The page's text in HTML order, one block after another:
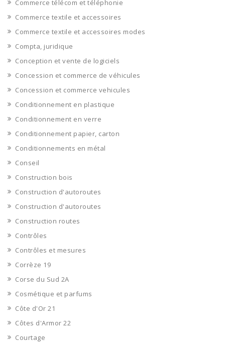
Commerce télécom et téléphonie
Commerce textile et accessoires
Commerce textile et accessoires modes
Compta, juridique
Conception et vente de logiciels
Concession et commerce de véhicules
Concession et commerce vehicules
Conditionnement en plastique
Conditionnement en verre
Conditionnement papier, carton
Conditionnements en métal
Conseil
Construction bois
Construction d'autoroutes
Construction d'autoroutes
Construction routes
Contrôles
Contrôles et mesures
Corrèze 19
Corse du Sud 2A
Cosmétique et parfums
Côte d'Or 21
Côtes d'Armor 22
Courtage